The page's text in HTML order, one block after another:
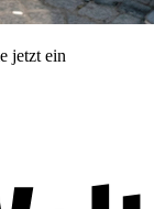
jetzt ein